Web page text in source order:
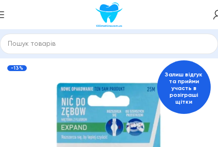
пасти та засоби для гігієни порожнини рота Зубні нитки
-13%
Залиш відгук
та прийми
участь в
розіграші
щітки